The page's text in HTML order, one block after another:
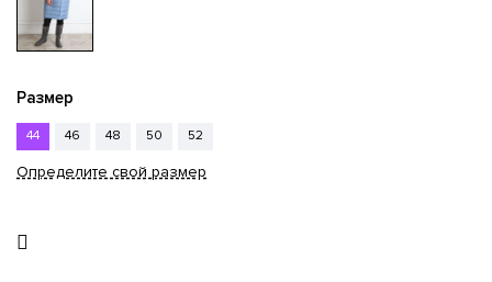
Размер
44 46 48 50 52
Определите свой размер